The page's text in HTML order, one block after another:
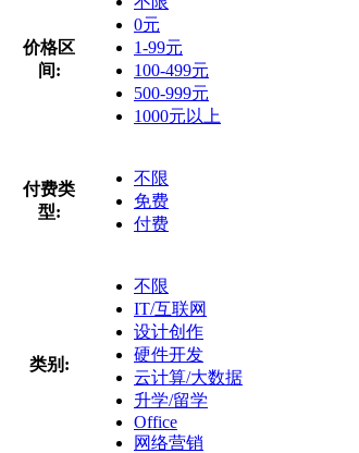
价格区
间:
0元
1-99元
100-499元
500-999元
1000元以上
付费类
型:
不限
免费
付费
类别:
不限
IT/互联网
设计创作
硬件开发
云计算/大数据
升学/留学
Office
网络营销